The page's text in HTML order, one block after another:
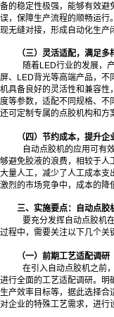
备的稳定性极强，能够有效避
误，保障生产流程的顺畅运行
现无缝对接，形成自动化生产
（三）灵活适配，满足多
随着LED行业的发展，
屏、LED背光等高端产品，不
机具备良好的灵活性和兼容性
度等参数，适配不同规格、不
还可定制专属的点胶机构和方
（四）节约成本，提升企
自动点胶机的应用可有
够避免胶液的浪费，相较于人
大量人工，减少了人工成本支
激烈的市场竞争中，成本的降
三、实施要点：自动点胶
要充分发挥自动点胶机
过程中，需要关注以下几个关
（一）前期工艺适配调研
在引入自动点胶机之前
进行全面的工艺适配调研。明
生产效率目标等，据此选择
对企业的特殊工艺需求，进行